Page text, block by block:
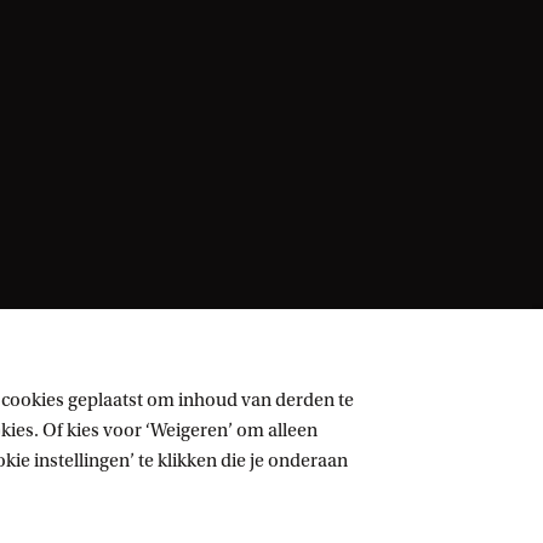
geplaatst om inhoud van derden te
Of kies voor ‘Weigeren’ om alleen
instellingen’ te klikken die je onderaan